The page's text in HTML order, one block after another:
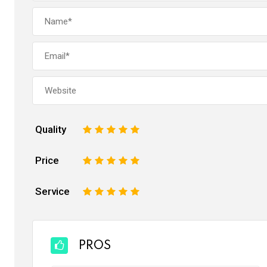
Quality 5
4
3
2
Price 5
4
3
2
Service 5
4
3
2
PROS